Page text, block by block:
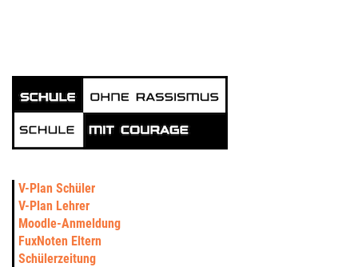
V-Plan Schüler
V-Plan Lehrer
Moodle-Anmeldung
FuxNoten Eltern
Schülerzeitung